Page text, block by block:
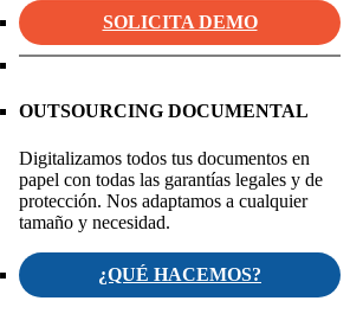
SOLICITA DEMO
OUTSOURCING DOCUMENTAL
Digitalizamos todos tus documentos en
papel con todas las garantías legales y de
protección. Nos adaptamos a cualquier
tamaño y necesidad.
¿QUÉ HACEMOS?